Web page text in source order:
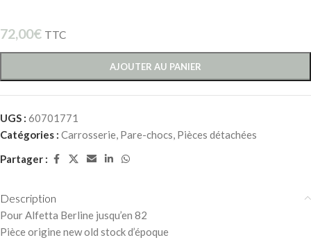
72,00€ TTC
AJOUTER AU PANIER
UGS : 60701771
Catégories : Carrosserie, Pare-chocs, Pièces détachées
Partager :
Description
Pour Alfetta Berline jusqu’en 82
Pièce origine new old stock d’époque